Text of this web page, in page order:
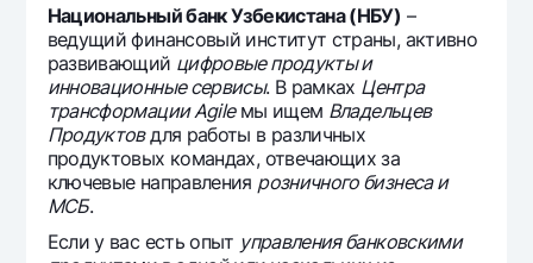
FAQ
Ищите по сайту
Search
Helpful links
FAQ
Национальный банк Узбекистана (НБУ) –
ведущий финансовый институт страны, активно
развивающий цифровые продукты и
инновационные сервисы. В рамках Центра
трансформации Agileмы ищем Владельцев
Продуктовдля работы в различных
продуктовых командах, отвечающих за
ключевые направления розничного бизнеса и
МСБ.
Если у вас есть опыт управления банковскими